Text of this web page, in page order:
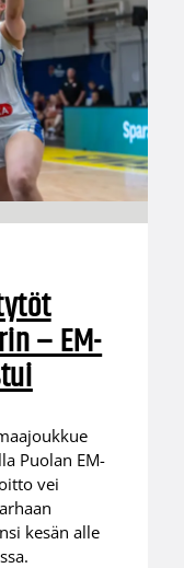
– EM-
Puolan EM-
vei
kesän alle